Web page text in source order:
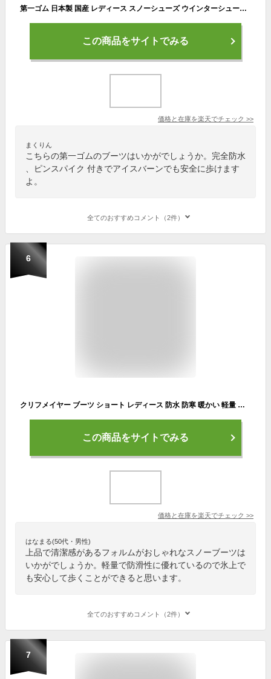
第一ゴム 日本製 国産 レディース スノーシューズ ウインターシューズ 長靴 防寒長靴 ゴム長 完全防水 防滑 ピンスパイク 滑らない 滑りにくい 雪道対応 セラミック底 レインブーツ スノーシューズ ウインターシューズ シェブリー フィット W1177 あす楽対応_北海道 BOS
この商品をサイトでみる
価格と在庫を楽天でチェック >>
まくりん
こちらの第一ゴムのブーツはいかがでしょうか。完全防水
、ピンスパイク 付きでアイスバーンでも安全に歩けます
よ。
全てのおすすめコメント（2件）
6
クリフメイヤー ブーツ ショート レディース 防水 防寒 暖かい 軽量 滑らない おしゃれ 歩きやすい 履きやすい 黒 KRI-6885 スノーブーツ アウトドア 秋 冬 雨 雪 ブーツ 靴
この商品をサイトでみる
価格と在庫を楽天でチェック >>
はなまる(50代・男性)
上品で清潔感があるフォルムがおしゃれなスノーブーツは
いかがでしょうか。軽量で防滑性に優れているので氷上で
も安心して歩くことができると思います。
全てのおすすめコメント（2件）
7